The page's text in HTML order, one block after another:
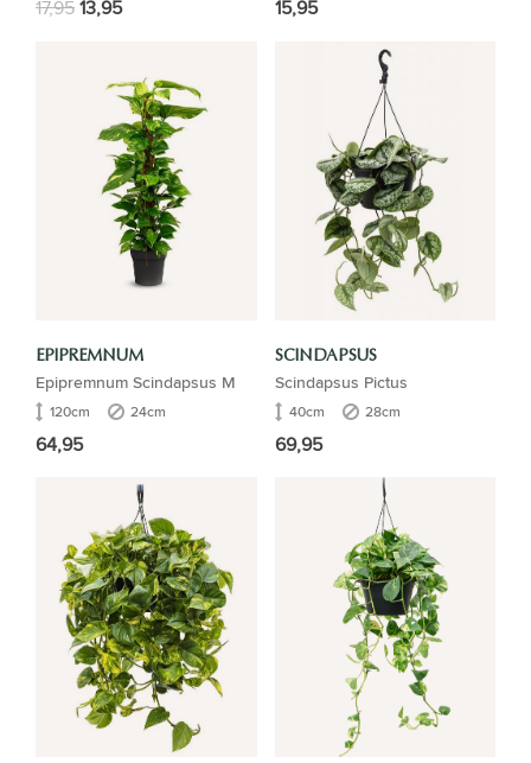
17,9513,95 15,95
EPIPREMNUM
Epipremnum Scindapsus M
120cm 24cm
64,95
SCINDAPSUS
Scindapsus Pictus
40cm 28cm
69,95